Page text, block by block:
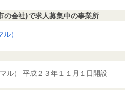
の会社)で求人募集中の事業所
）
） 平成２３年１１月１日開設